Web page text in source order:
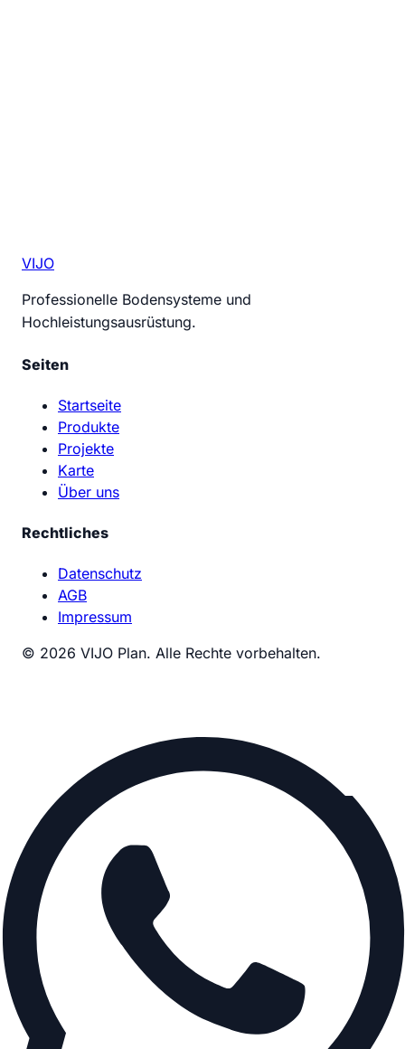
VIJO
Professionelle Bodensysteme und
Hochleistungsausrüstung.
Seiten
Startseite
Produkte
Projekte
Karte
Über uns
Rechtliches
Datenschutz
AGB
Impressum
© 2026 VIJO Plan. Alle Rechte vorbehalten.